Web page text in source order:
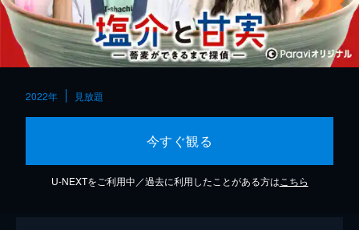
2022年 見放題
今すぐ観る
U-NEXTをご利用中／過去に利用したことがある方は こちら